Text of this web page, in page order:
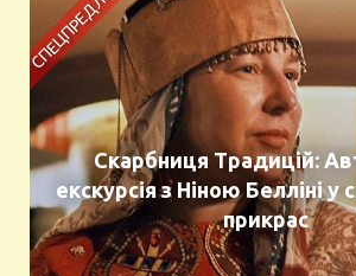
Скарбниця Традицій:
екскурсія з Ніною Белліні у
прикрас